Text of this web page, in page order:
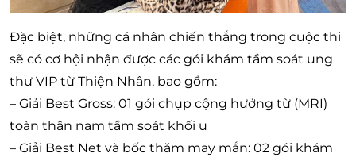
Đặc biệt, những cá nhân chiến thắng trong cuộc thi
sẽ có cơ hội nhận được các gói khám tầm soát ung
thư VIP từ Thiện Nhân, bao gồm:
– Giải Best Gross: 01 gói chụp cộng hưởng từ (MRI)
toàn thân nam tầm soát khối u
– Giải Best Net và bốc thăm may mắn: 02 gói khám